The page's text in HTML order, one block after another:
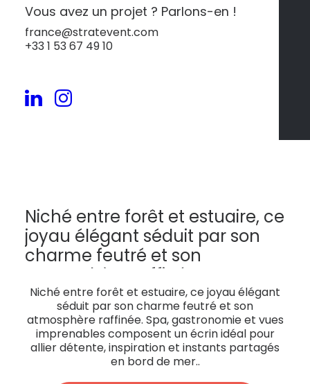
Vous avez un projet ? Parlons-en !
france@stratevent.com
+33 1 53 67 49 10
la Côte d'Opale
Niché entre forêt et estuaire, ce
joyau élégant séduit par son
charme feutré et son
atmosphère raffinée. Spa,
gastronomie et vues
imprenables composent un
écrin idéal pour allier détente,
inspiration et instants partagés
en bord de mer..
Niché entre forêt et estuaire, ce joyau élégant
séduit par son charme feutré et son
atmosphère raffinée. Spa, gastronomie et vues
imprenables composent un écrin idéal pour
allier détente, inspiration et instants partagés
en bord de mer..